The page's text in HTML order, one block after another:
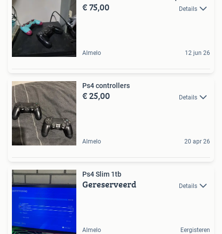
€ 75,00 Details
Almelo 12 jun 26
Ps4 controllers
€ 25,00 Details
Almelo 20 apr 26
Ps4 Slim 1tb
Gereserveerd Details
Almelo Eergisteren